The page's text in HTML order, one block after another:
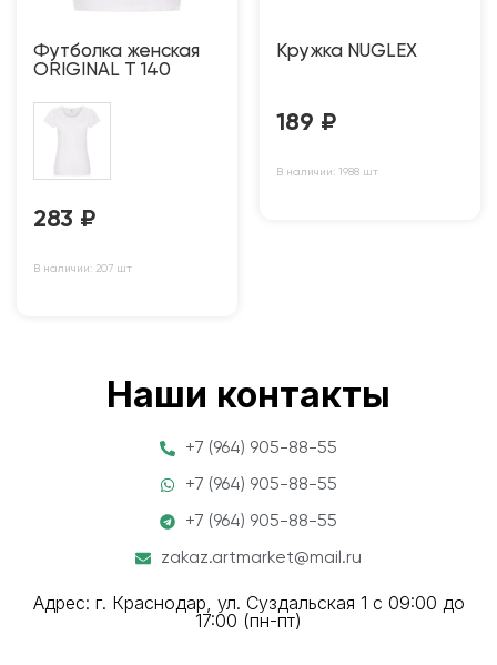
Футболка женская
ORIGINAL T 140
283 ₽
В наличии: 207 шт
Кружка NUGLEX
189 ₽
В наличии: 1988 шт
Наши контакты
+7 (964) 905-88-55
+7 (964) 905-88-55
+7 (964) 905-88-55
zakaz.artmarket@mail.ru
Адрес: г. Краснодар, ул. Суздальская 1 с 09:00 до
17:00 (пн-пт)